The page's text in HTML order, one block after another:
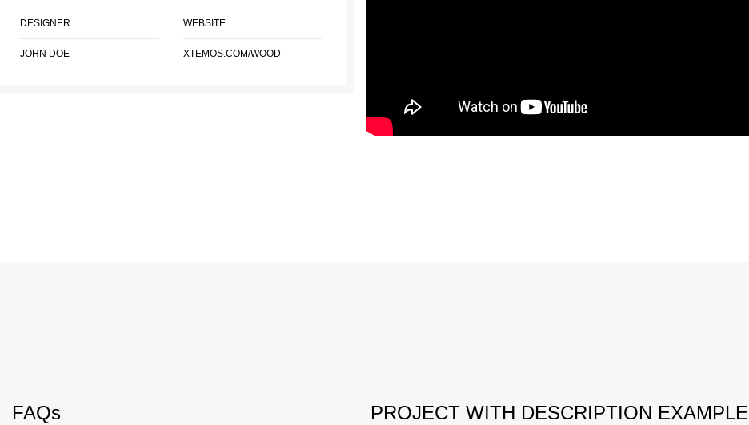
DESIGNER
JOHN DOE
WEBSITE
XTEMOS.COM/WOOD
PROJECT WITH DESCRIPTION EXAMPLE
FAQs